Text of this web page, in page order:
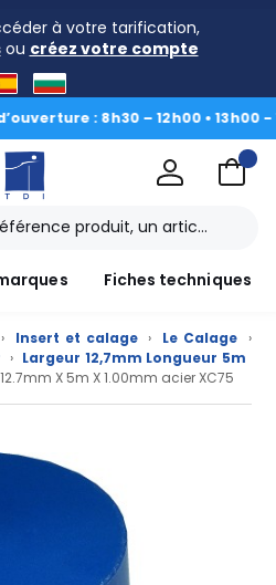
à votre tarification,
ou créez votre compte
: 8h30 – 12h00 • 13h00 - 16h30|
Fiches techniques
› Insert et calage › Le Calage
›
› Largeur 12,7mm Longueur 5m
X 5m X 1.00mm acier XC75